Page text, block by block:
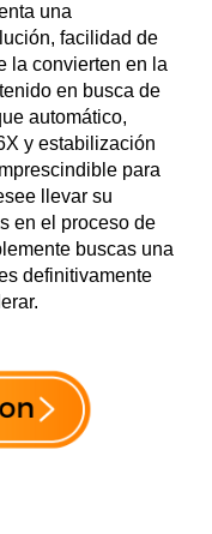
una
facilidad de
la convierten en la
en busca de
automático,
y estabilización
para
llevar su
en el proceso de
buscas una
definitivamente